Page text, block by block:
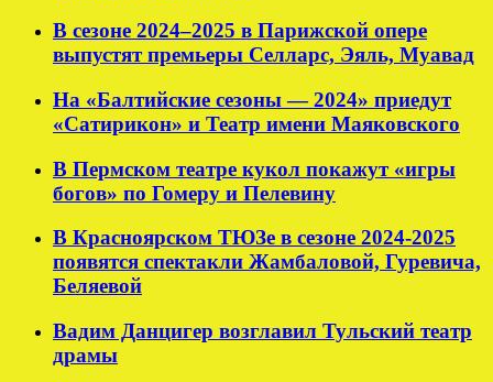
В сезоне 2024–2025 в Парижской опере
выпустят премьеры Селларс, Эяль, Муавад
На «Балтийские сезоны — 2024» приедут
«Сатирикон» и Театр имени Маяковского
В Пермском театре кукол покажут «игры
богов» по Гомеру и Пелевину
В Красноярском ТЮЗе в сезоне 2024-2025
появятся спектакли Жамбаловой, Гуревича,
Беляевой
Вадим Данцигер возглавил Тульский театр
драмы